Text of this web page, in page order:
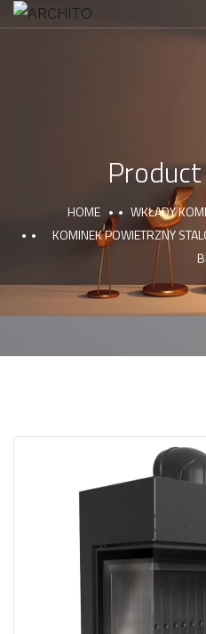
HOME WKŁADY
KOMINEK POWIETRZNY